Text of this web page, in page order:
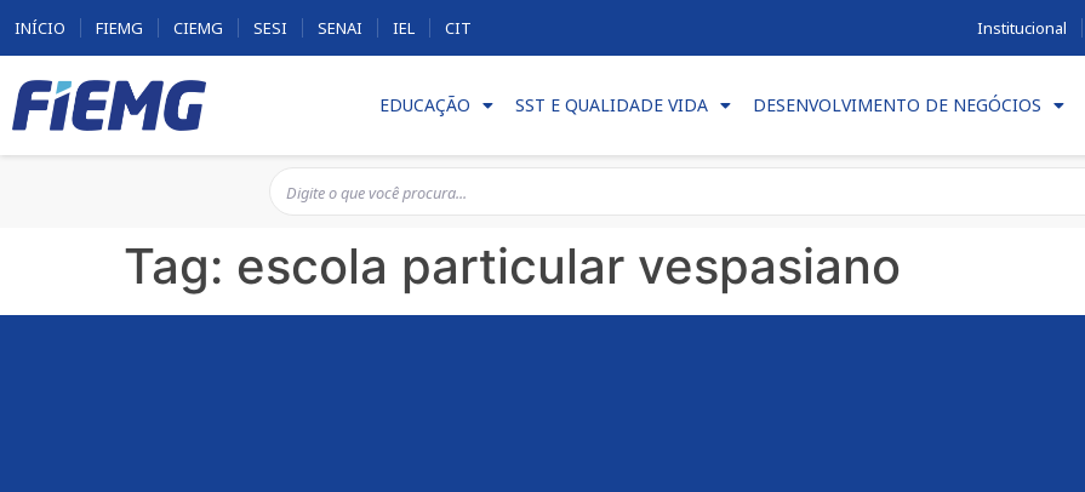
INÍCIO FIEMG CIEMG SESI SENAI IEL CIT Institucional
EDUCAÇÃO SST E QUALIDADE VIDA DESENVOLVIMENTO DE NEGÓCIOS
Tag: escola particular vespasiano